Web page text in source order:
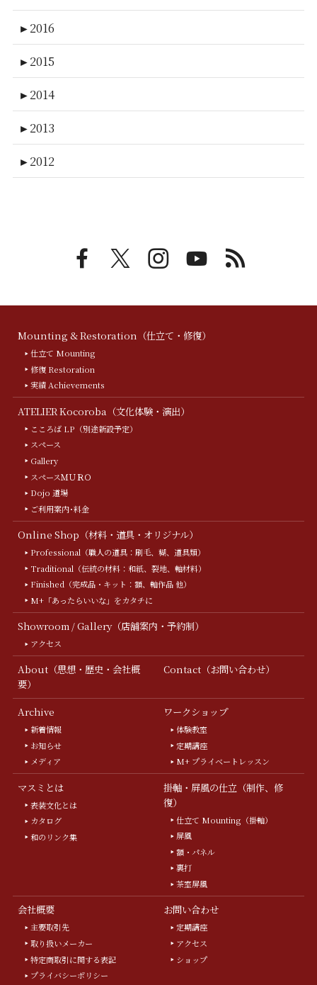
►2016
►2015
►2014
►2013
►2012
Mounting & Restoration（仕立て・修復）
仕立て Mounting
修復 Restoration
実績 Achievements
ATELIER Kocoroba（文化体験・演出）
こころば LP（別途新設予定）
スペース
Gallery
スペースＭＵＲＯ
Dojo 道場
ご利用案内･料金
Online Shop（材料・道具・オリジナル）
Professional（職人の道具：刷毛、糊、道具類）
Traditional（伝統の材料：和紙、裂地、軸材料）
Finished（完成品・キット：額、軸作品 他）
M+「あったらいいな」をカタチに
Showroom / Gallery（店舗案内・予約制）
アクセス
About（思想・歴史・会社概
要）
Contact（お問い合わせ）
Archive
新着情報
お知らせ
メディア
ワークショップ
体験教室
定期講座
M+ プライベートレッスン
マスミとは
表装文化とは
カタログ
和のリンク集
掛軸・屏風の仕立（制作、修
復）
仕立て Mounting（掛軸）
屏風
額・パネル
裏打
茶室屏風
会社概要
主要取引先
取り扱いメーカー
特定商取引に関する表記
プライバシーポリシー
お問い合わせ
定期講座
アクセス
ショップ